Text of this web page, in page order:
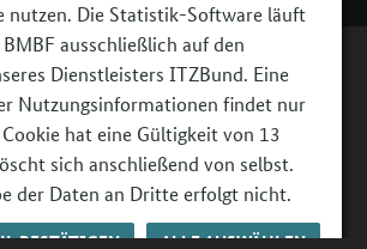
nutzen. Die Statistik-Software läuft
ausschließlich auf den
Dienstleisters ITZBund. Eine
Nutzungsinformationen findet nur
hat eine Gültigkeit von 13
sich anschließend von selbst.
der Daten an Dritte erfolgt nicht.
BESTÄTIGEN ALLE AUSWÄHLEN